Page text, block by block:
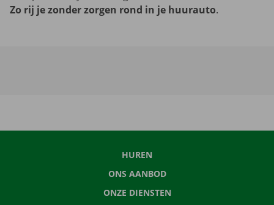
Zo rij je zonder zorgen rond in je huurauto.
HUREN
ONS AANBOD
ONZE DIENSTEN